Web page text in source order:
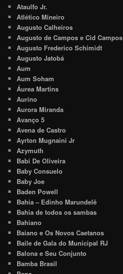
Ataulfo Jr.
Atlético Mineiro
Augusto Calheiros
Augusto de Campos e Cid Campos
Augusto Frederico Schimidt
Augusto Jatobá
Aum
Aum Soham
Áurea Martins
Aurino
Aurora Miranda
Avanço 5
Avena de Castro
Ayrton Mugnaini Jr
Azymuth
Babi De Oliveira
Baby Consuelo
Baby Joe
Baden Powell
Bahia – Edinho Marundelê
Bahia de todos os sambas
Bahiano
Baiano e Os Novos Caetanos
Baile de Gala do Municipal RJ
Balona e Seu Conjunto
Bamba Brasil